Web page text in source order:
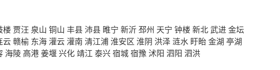
楼 贾汪 泉山 铜山 丰县 沛县 睢宁 新沂邳州 天宁 钟楼 新北武进金坛
云赣榆 东海灌云灌南 清江浦淮安区 淮阴 洪泽 涟水 盱眙金湖 亭湖
海陵 高港姜堰兴化靖江 泰兴宿城宿豫 沭阳 泗阳 泗洪